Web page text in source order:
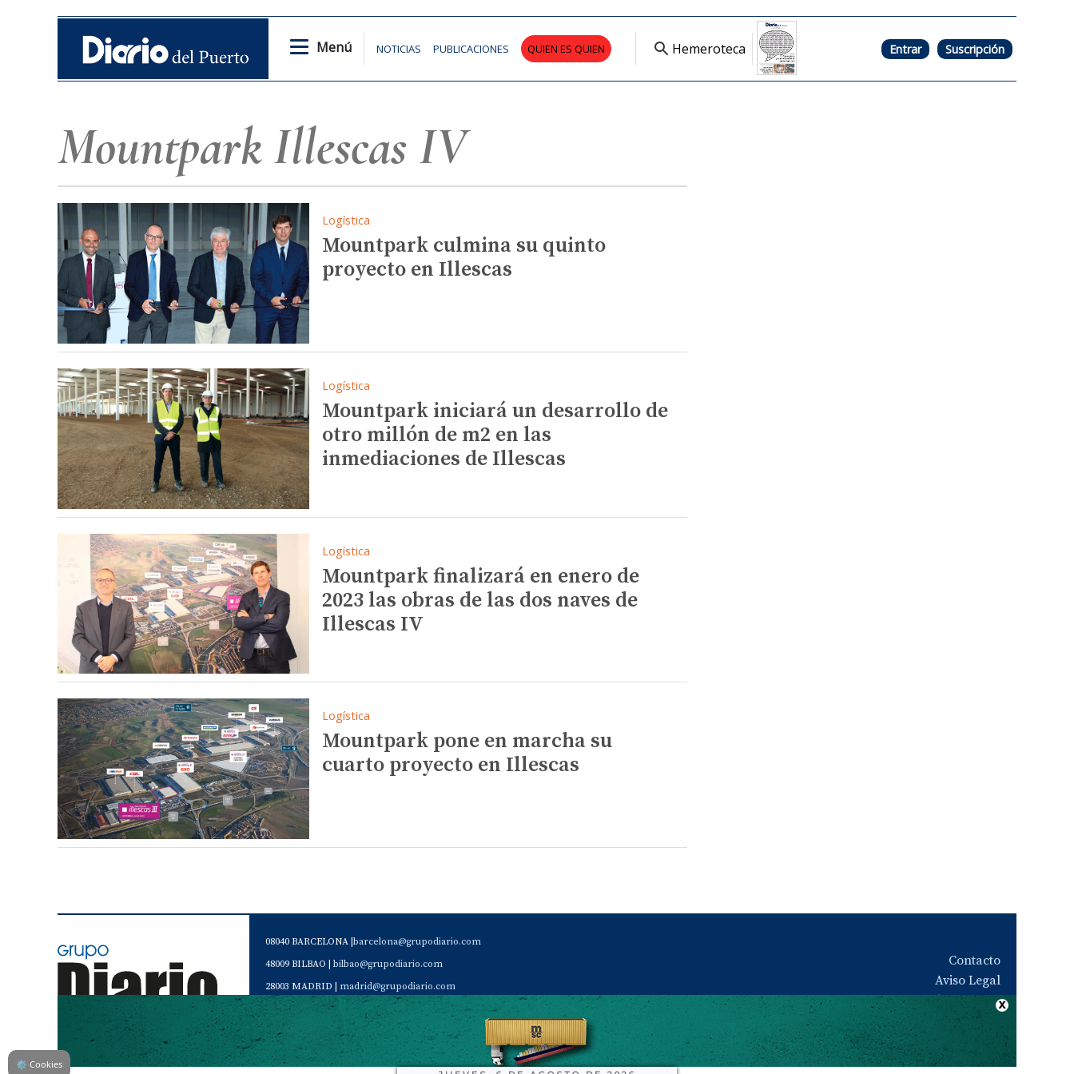
Menú NOTICIAS PUBLICACIONES QUIEN ES QUIEN Hemeroteca Entrar Suscripción
Mountpark Illescas IV
Logística
Mountpark culmina su quinto
proyecto en Illescas
Logística
Mountpark iniciará un desarrollo de
otro millón de m2 en las
inmediaciones de Illescas
Logística
Mountpark finalizará en enero de
2023 las obras de las dos naves de
Illescas IV
Logística
Mountpark pone en marcha su
cuarto proyecto en Illescas
08040 BARCELONA | barcelona@grupodiario.com
48009 BILBAO | bilbao@grupodiario.com
28003 MADRID | madrid@grupodiario.com
46120 Alboraya. VALENCIA |
valencia@grupodiario.com
Servicio de Atención al Socio Suscriptor | sas@grupodiario.com
Teléfono de contacto de Diario del Puerto: 96 330 18 32
Contacto
Aviso Legal
Quiénes somos
Política de privacidad
⚙ Cookies